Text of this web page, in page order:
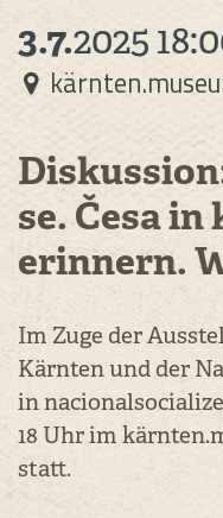
3.7.2025
se. Česa
erinnern.
Im Zuge der
Kärnten und der
in
18 Uhr im
statt.